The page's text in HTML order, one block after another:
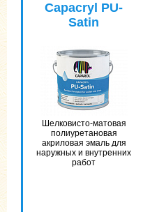
Capacryl PU-
Satin
Шелковисто-матовая
полиуретановая
акриловая эмаль для
наружных и внутренних
работ